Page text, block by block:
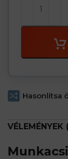
Hasonlítsa
VÉLEMÉNYEK